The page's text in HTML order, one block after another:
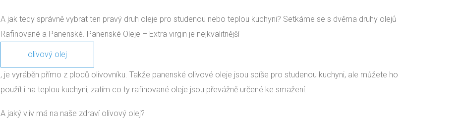
A jak tedy správně vybrat ten pravý druh oleje pro studenou nebo teplou kuchyni? Setkáme se s dvěma druhy olejů
Rafinované a Panenské. Panenské Oleje – Extra virgin je nejkvalitnější
olivový olej
, je vyráběn přímo z plodů olivovníku. Takže panenské olivové oleje jsou spíše pro studenou kuchyni, ale můžete ho
použít i na teplou kuchyni, zatím co ty rafinované oleje jsou převážně určené ke smažení.
A jaký vliv má na naše zdraví olivový olej?